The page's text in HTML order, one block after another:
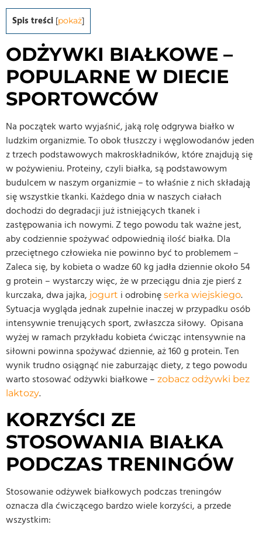
Spis treści [pokaż]
ODŻYWKI BIAŁKOWE –
POPULARNE W DIECIE
SPORTOWCÓW
Na początek warto wyjaśnić, jaką rolę odgrywa białko w
ludzkim organizmie. To obok tłuszczy i węglowodanów jeden
z trzech podstawowych makroskładników, które znajdują się
w pożywieniu. Proteiny, czyli białka, są podstawowym
budulcem w naszym organizmie – to właśnie z nich składają
się wszystkie tkanki. Każdego dnia w naszych ciałach
dochodzi do degradacji już istniejących tkanek i
zastępowania ich nowymi. Z tego powodu tak ważne jest,
aby codziennie spożywać odpowiednią ilość białka. Dla
przeciętnego człowieka nie powinno być to problemem –
Zaleca się, by kobieta o wadze 60 kg jadła dziennie około 54
g protein – wystarczy więc, że w przeciągu dnia zje pierś z
kurczaka, dwa jajka, jogurt i odrobinę serka wiejskiego.
Sytuacja wygląda jednak zupełnie inaczej w przypadku osób
intensywnie trenujących sport, zwłaszcza siłowy. Opisana
wyżej w ramach przykładu kobieta ćwicząc intensywnie na
siłowni powinna spożywać dziennie, aż 160 g protein. Ten
wynik trudno osiągnąć nie zaburzając diety, z tego powodu
warto stosować odżywki białkowe – zobacz odżywki bez
laktozy.
KORZYŚCI ZE
STOSOWANIA BIAŁKA
PODCZAS TRENINGÓW
Stosowanie odżywek białkowych podczas treningów
oznacza dla ćwiczącego bardzo wiele korzyści, a przede
wszystkim: